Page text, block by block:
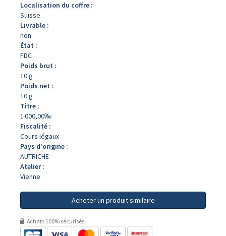
Localisation du coffre :
Suisse
Livrable :
non
État :
FDC
Poids brut :
10 g
Poids net :
10 g
Titre :
1 000,00‰
Fiscalité :
Cours légaux
Pays d'origine :
AUTRICHE
Atelier :
Vienne
Acheter un produit similaire
Achats 100% sécurisés